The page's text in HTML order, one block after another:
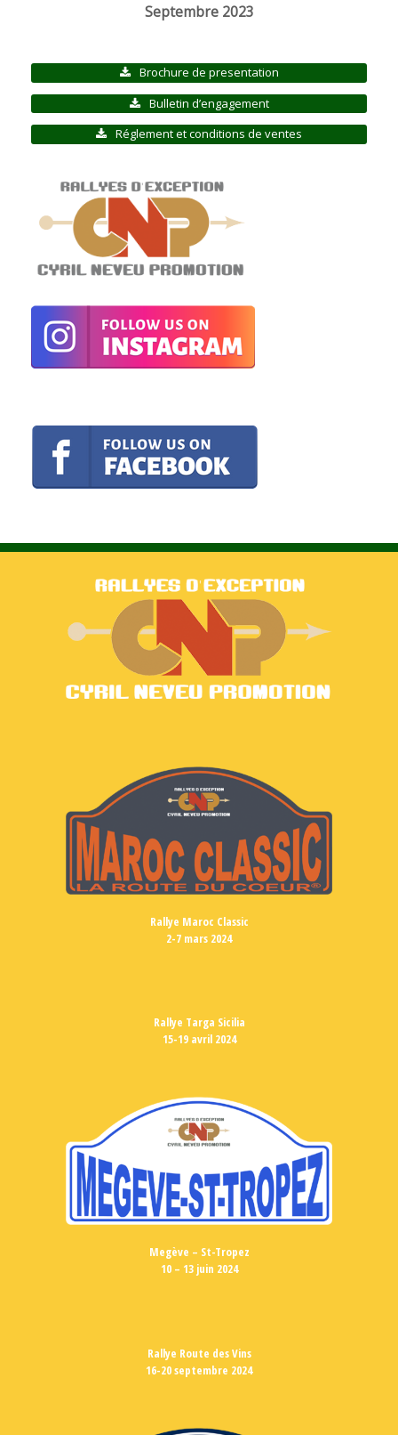
Septembre 2023
Brochure de presentation
Bulletin d’engagement
Réglement et conditions de ventes
Rallye Maroc Classic
2-7 mars 2024
Rallye Targa Sicilia
15-19 avril 2024
Megève – St-Tropez
10 – 13 juin 2024
Rallye Route des Vins
16-20 septembre 2024